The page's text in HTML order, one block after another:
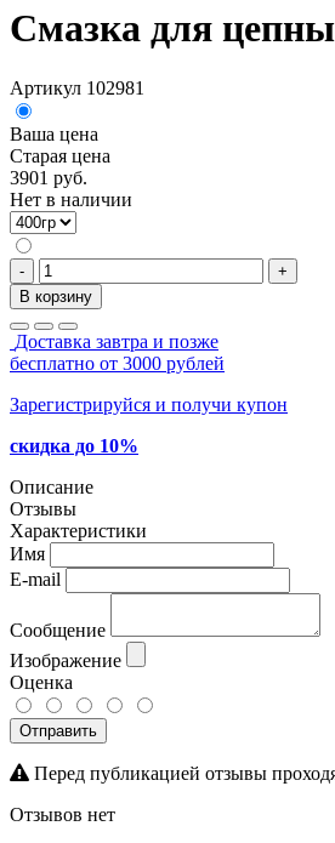
Смазка для
Артикул 102981
Ваша цена
Старая цена
3901 руб.
Нет в наличии
-
+
В корзину
Доставка завтра и позже
бесплатно от 3000 рублей
Зарегистрируйся и получи купон
скидка до 10%
Описание
Отзывы
Характеристики
Имя
E-mail
Сообщение
Изображение
Оценка
Отправить
Перед публикацией отзывы
Отзывов нет